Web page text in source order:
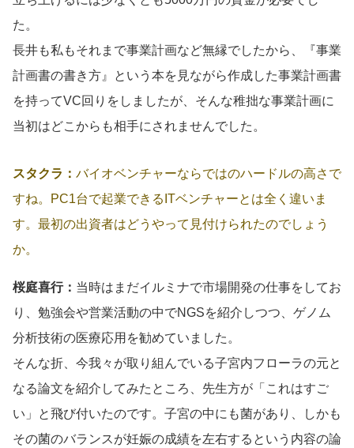
た。
長井も私もそれまで事業計画など無縁でしたから、『事業
計画書の書き方』という本を見ながら作成した事業計画書
を持ってVC回りをしましたが、そんな稚拙な事業計画に
当初はどこからも相手にされませんでした。
スタクラ： バイオベンチャーならではのハードルの高さで
すね。PC1台で起業できるITベンチャーとは全く違いま
す。最初の出資者はどうやって見付けられたのでしょう
か。
桜庭喜行： 当時はまだイルミナで市場開発の仕事をしてお
り、勉強会や営業活動の中でNGSを紹介しつつ、ゲノム
分析技術の医療応用を勧めていました。
そんな折、今我々が取り組んでいる子宮内フローラの元と
なる論文を紹介してみたところ、先生方が「これはすご
い」と飛び付いたのです。子宮の中にも菌があり、しかも
その菌のバランスが妊娠の成績を左右するという内容の論